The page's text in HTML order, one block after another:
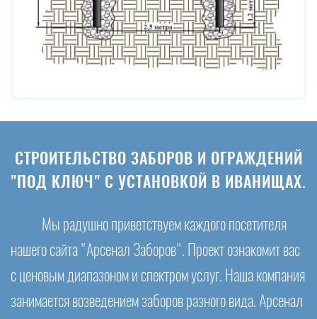
СТРОИТЕЛЬСТВО ЗАБОРОВ И ОГРАЖДЕНИЙ
"ПОД КЛЮЧ" С УСТАНОВКОЙ В ИВАНИЩАХ.
Мы радушно приветствуем каждого посетителя
нашего сайта "Арсенал Заборов". Проект ознакомит вас
с ценовым диапазоном и спектром услуг. Наша компания
занимается возведением заборов разного вида. Арсенал